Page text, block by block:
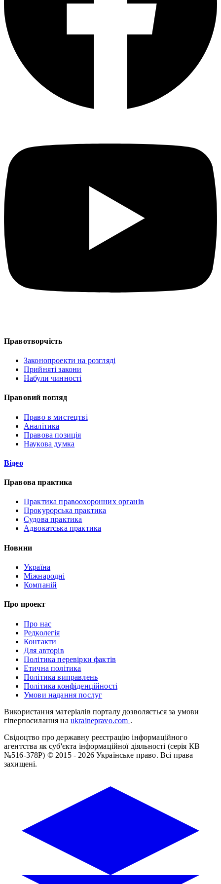
Правотворчість
Законопроекти на розгляді
Прийняті закони
Набули чинності
Правовий погляд
Право в мистецтві
Аналітика
Правова позиція
Наукова думка
Відео
Правова практика
Практика правоохоронних органів
Прокурорська практика
Судова практика
Адвокатська практика
Новини
Україна
Міжнародні
Компаній
Про проект
Про нас
Редколегія
Контакти
Для авторів
Політика перевірки фактів
Етична політика
Політика виправлень
Політика конфіденційності
Умови надання послуг
Використання матеріалів порталу дозволяється за умови
гіперпосилання на ukrainepravo.com .
Свідоцтво про державну реєстрацію інформаційного
агентства як суб'єкта інформаційної діяльності (серія КВ
№516-378Р) © 2015 - 2026 Українське право. Всі права
захищені.